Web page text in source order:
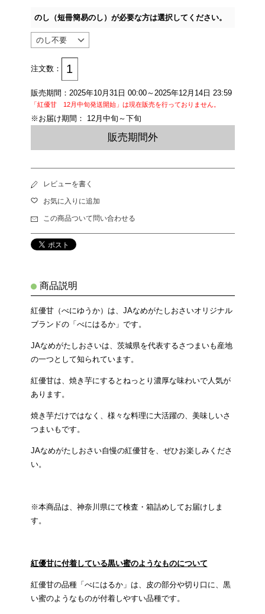
のし（短冊簡易のし）が必要な方は選択してください。
注文数：
販売期間：2025年10月31日 00:00～2025年12月14日 23:59
「紅優甘 12月中旬発送開始」は現在販売を行っておりません。
※お届け期間： 12月中旬～下旬
販売期間外
レビューを書く
お気に入りに追加
この商品ついて問い合わせる
商品説明
紅優甘（べにゆうか）は、JAなめがたしおさいオリジナル
ブランドの「べにはるか」です。
JAなめがたしおさいは、茨城県を代表するさつまいも産地
の一つとして知られています。
紅優甘は、焼き芋にするとねっとり濃厚な味わいで人気が
あります。
焼き芋だけではなく、様々な料理に大活躍の、美味しいさ
つまいもです。
JAなめがたしおさい自慢の紅優甘を、ぜひお楽しみくださ
い。
※本商品は、神奈川県にて検査・箱詰めしてお届けしま
す。
紅優甘に付着している黒い蜜のようなものについて
紅優甘の品種「べにはるか」は、皮の部分や切り口に、黒
い蜜のようなものが付着しやすい品種です。